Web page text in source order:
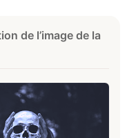
de l’image de la